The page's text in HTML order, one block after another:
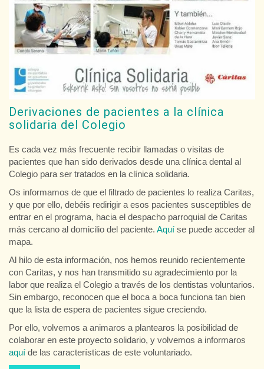
Derivaciones de pacientes a la clínica
solidaria del Colegio
Es cada vez más frecuente recibir llamadas o visitas de
pacientes que han sido derivados desde una clínica dental al
Colegio para ser tratados en la clínica solidaria.
Os informamos de que el filtrado de pacientes lo realiza Caritas,
y que por ello, debéis redirigir a esos pacientes susceptibles de
entrar en el programa, hacia el despacho parroquial de Caritas
más cercano al domicilio del paciente. Aquí se puede acceder al
mapa.
Al hilo de esta información, nos hemos reunido recientemente
con Caritas, y nos han transmitido su agradecimiento por la
labor que realiza el Colegio a través de los dentistas voluntarios.
Sin embargo, reconocen que el boca a boca funciona tan bien
que la lista de espera de pacientes sigue creciendo.
Por ello, volvemos a animaros a plantearos la posibilidad de
colaborar en este proyecto solidario, y volvemos a informaros
aquí de las características de este voluntariado.